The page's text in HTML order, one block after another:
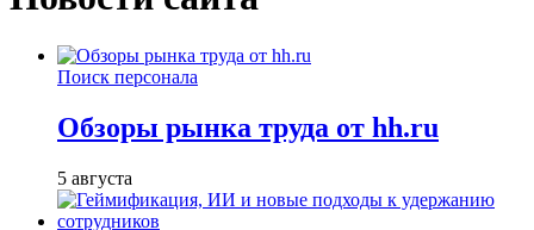
Поиск персонала
Обзоры рынка труда от hh.ru
5 августа